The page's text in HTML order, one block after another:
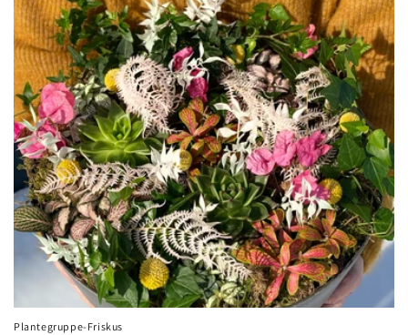
Plantegruppe-Friskus